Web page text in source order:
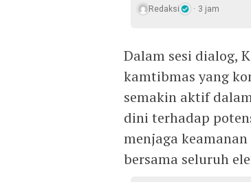
Redaksi 3 jam
Dalam sesi dialog,
kamtibmas yang
semakin aktif
dini terhadap
menjaga
bersama seluruh